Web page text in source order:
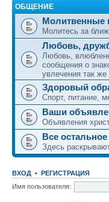
ОБЩЕНИЕ
Молитвенные
Молитесь за
Любовь,
Любовь,
сообщения о
увлечения так
Здоровый
Спорт, питание,
Ваши
Объявления
Все остальное
Здесь
ВХОД • РЕГИСТРАЦИЯ
Имя пользователя: